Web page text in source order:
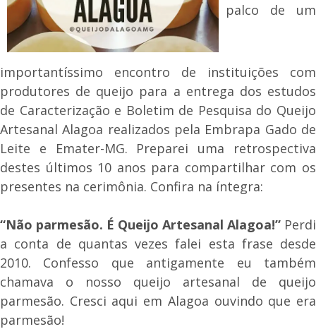
palco de um
importantíssimo encontro de instituições com
produtores de queijo para a entrega dos estudos
de Caracterização e Boletim de Pesquisa do Queijo
Artesanal Alagoa realizados pela Embrapa Gado de
Leite e Emater-MG. Preparei uma retrospectiva
destes últimos 10 anos para compartilhar com os
presentes na cerimônia. Confira na íntegra:
“Não parmesão. É Queijo Artesanal Alagoa!” Perdi
a conta de quantas vezes falei esta frase desde
2010. Confesso que antigamente eu também
chamava o nosso queijo artesanal de queijo
parmesão. Cresci aqui em Alagoa ouvindo que era
parmesão!